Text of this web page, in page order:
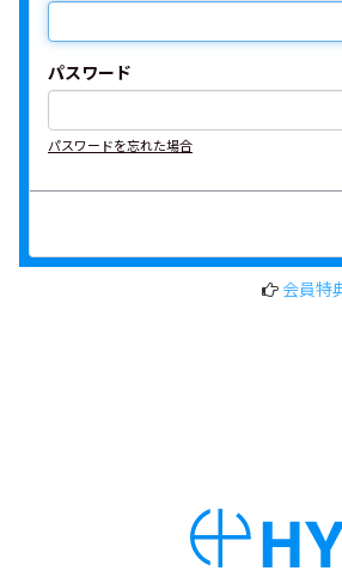
パスワード
パスワードを忘れた場合
会員特